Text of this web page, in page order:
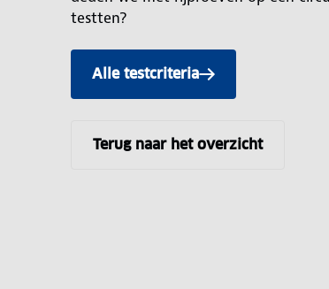
testten?
Alle testcriteria
Terug naar het overzicht